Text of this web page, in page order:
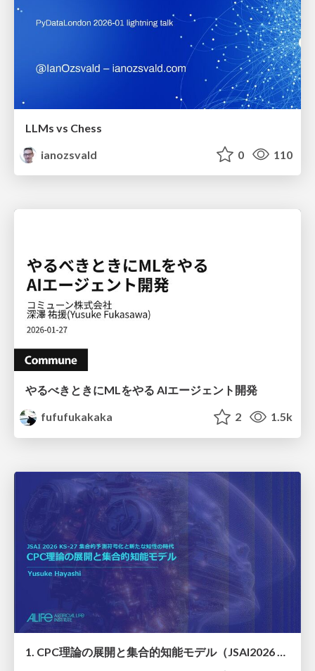
LLMs vs Chess
ianozsvald
0 110
やるべきときにMLをやる AIエージェント開発
fufufukakaka
2 1.5k
1. CPC理論の展開と集合的知能モデル（JSAI2026 KS-27 集合的予測符号化と新たな知性の時代）